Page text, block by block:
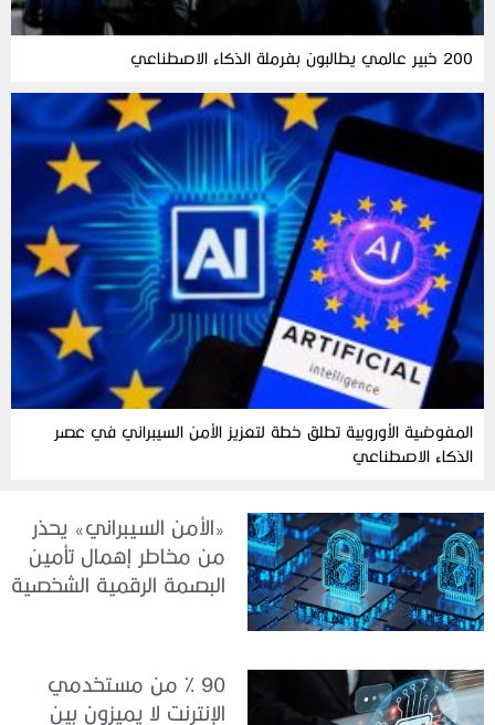
200 خبير عالمي يطالبون بفرملة الذكاء الاصطناعي
المفوضية الأوروبية تطلق خطة لتعزيز الأمن السيبراني في عصر
الذكاء الاصطناعي
«الأمن السيبراني» يحذر
من مخاطر إهمال تأمين
البصمة الرقمية الشخصية
90 % من مستخدمي
الإنترنت لا يميزون بين